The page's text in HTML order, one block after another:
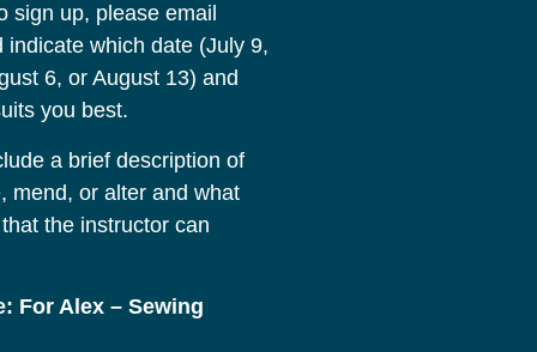
sign up, please email
indicate which date (July 9,
6, or August 13) and
you best.
a brief description of
mend, or alter and what
the instructor can
For Alex – Sewing